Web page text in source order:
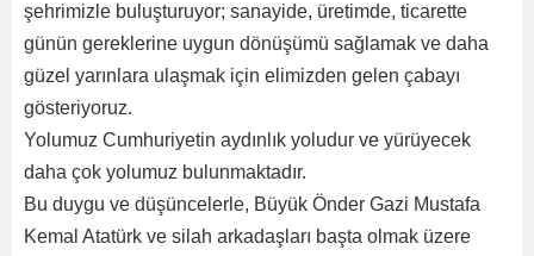
şehrimizle buluşturuyor; sanayide, üretimde, ticarette
günün gereklerine uygun dönüşümü sağlamak ve daha
güzel yarınlara ulaşmak için elimizden gelen çabayı
gösteriyoruz.
Yolumuz Cumhuriyetin aydınlık yoludur ve yürüyecek
daha çok yolumuz bulunmaktadır.
Bu duygu ve düşüncelerle, Büyük Önder Gazi Mustafa
Kemal Atatürk ve silah arkadaşları başta olmak üzere